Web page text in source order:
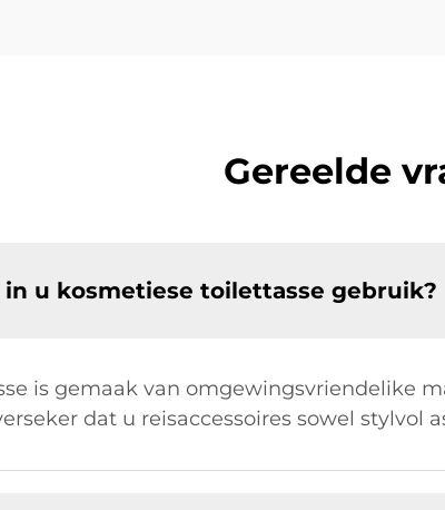
Gereelde
u kosmetiese toilettasse gebruik?
is gemaak van omgewingsvriendelike
dat u reisaccessoires sowel stylvol